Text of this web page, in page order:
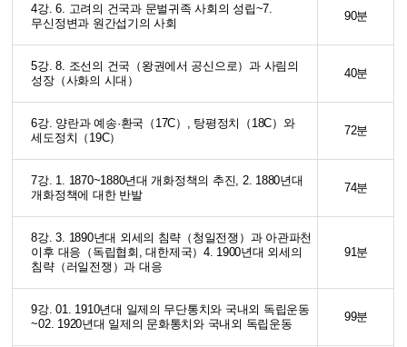
4강. 6. 고려의 건국과 문벌귀족 사회의 성립~7.
무신정변과 원간섭기의 사회
90분
5강. 8. 조선의 건국（왕권에서 공신으로）과 사림의
성장（사화의 시대）
40분
6강. 양란과 예송·환국（17C）, 탕평정치（18C）와
세도정치（19C）
72분
7강. 1. 1870~1880년대 개화정책의 추진, 2. 1880년대
개화정책에 대한 반발
74분
8강. 3. 1890년대 외세의 침략（청일전쟁）과 아관파천
이후 대응（독립협회, 대한제국）4. 1900년대 외세의
침략（러일전쟁）과 대응
91분
9강. 01. 1910년대 일제의 무단통치와 국내외 독립운동
~02. 1920년대 일제의 문화통치와 국내외 독립운동
99분